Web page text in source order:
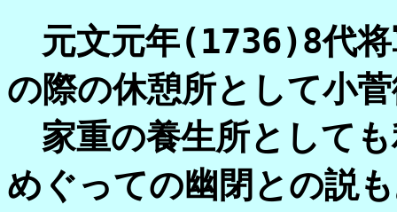
元文元年(1736)8代将
の際の休憩所として小
家重の養生所として
めぐっての幽閉との説